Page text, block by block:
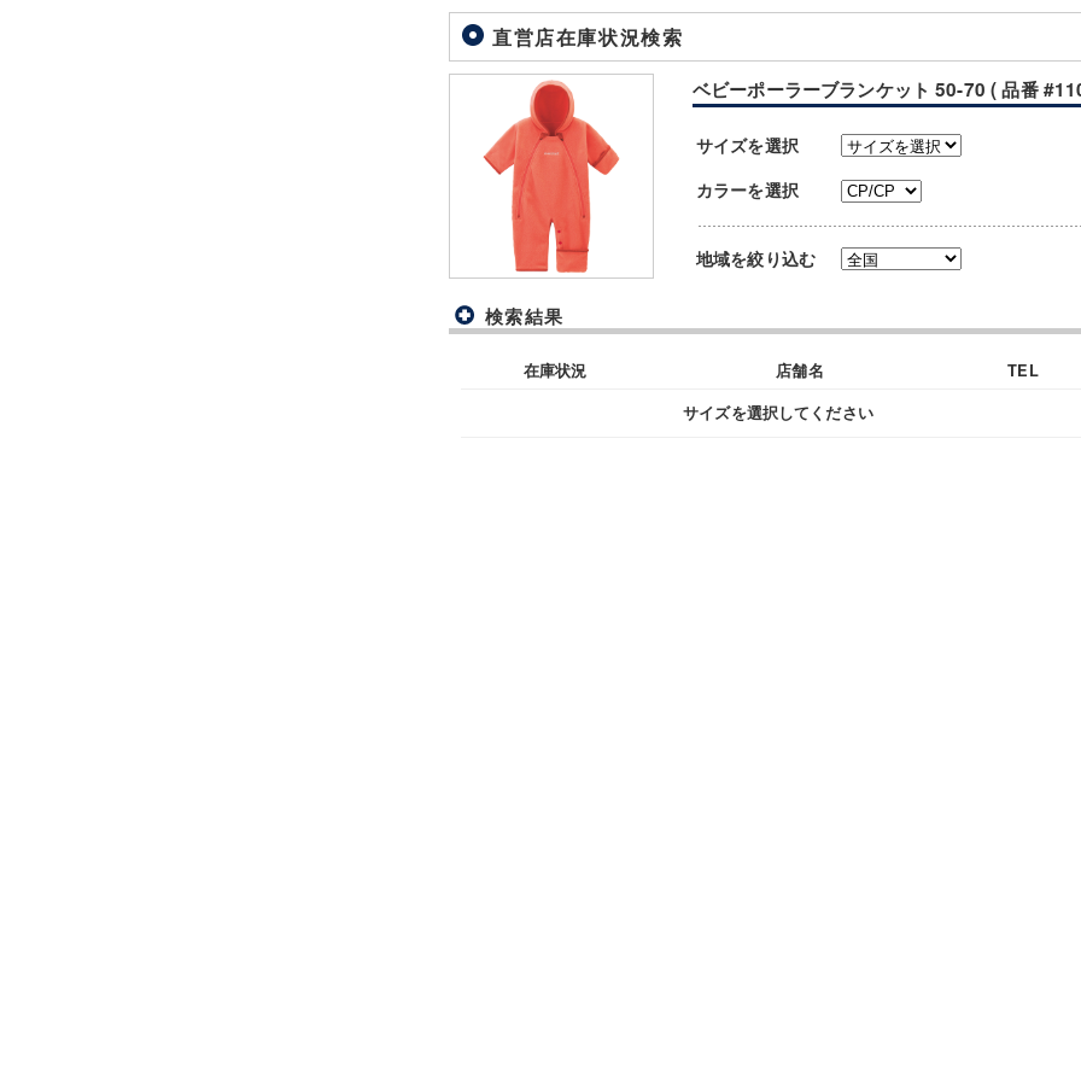
直営店在庫状況検索
ベビーポーラーブランケット 50-70 ( 品番
サイズを選択
カラーを選択
地域を絞り込む
検索結果
在庫状況 店舗名
TEL
サイズを選択してください